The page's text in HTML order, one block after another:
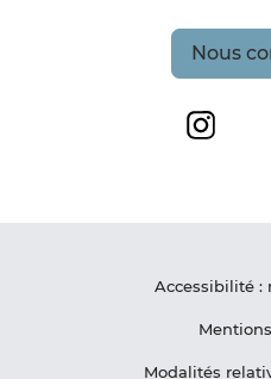
Nous
Grand
Accessibilité :
Modalités